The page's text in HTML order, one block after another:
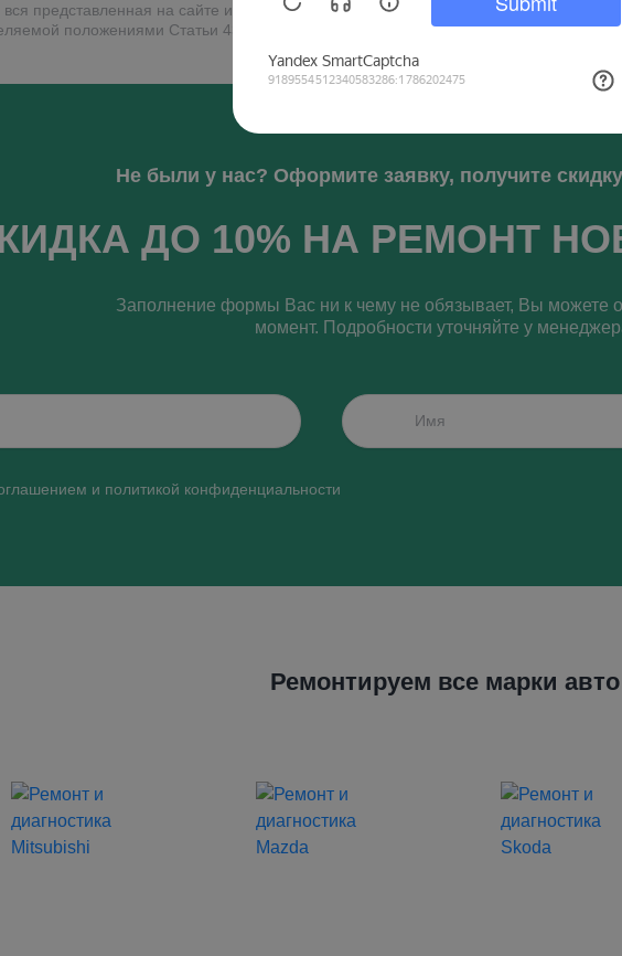
представленная на сайте информация, касающаяся стоимости сервисного
положениями Статьи 437 (2) Гражданского кодекса Российской Федерации
Не были у нас? Оформите заявку, получите
ДО 10% НА РЕМОНТ
Заполнение формы Вас ни к чему не обязывает, Вы можете
момент. Подробности уточняйте у
и политикой конфиденциальности
Ремонтируем все марки авто